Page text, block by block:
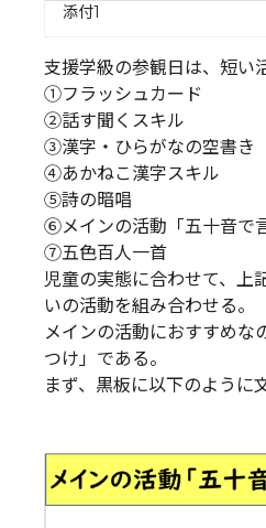
添付1
支援学級の参観日は、短い
①フラッシュカード
②話す聞くスキル
③漢字・ひらがなの空書き
④あかねこ漢字スキル
⑤詩の暗唱
⑥メインの活動「五十音で
⑦五色百人一首
児童の実態に合わせて、上
いの活動を組み合わせる。
メインの活動におすすめな
つけ」である。
まず、黒板に以下のように